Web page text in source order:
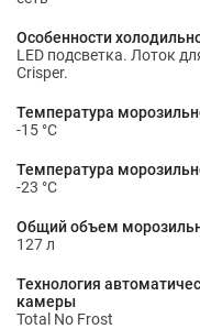
Особенности
LED подсветка. Лоток
Crisper.
Температура
-15 °С
Температура
-23 °С
Общий объем
127 л
Технология
камеры
Total No Frost